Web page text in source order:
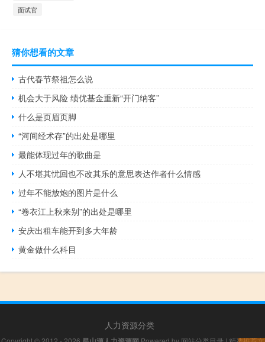
面试官
猜你想看的文章
古代春节祭祖怎么说
机会大于风险 绩优基金重新“开门纳客”
什么是页眉页脚
“河间经术存”的出处是哪里
最能体现过年的歌曲是
人不堪其忧回也不改其乐的意思表达作者什么情感
过年不能放炮的图片是什么
“卷衣江上秋来别”的出处是哪里
安庆出租车能开到多大年龄
黄金做什么科目
人力资源分类